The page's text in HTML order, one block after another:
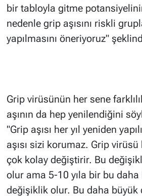
bir tabloyla gitme
nedenle grip aşısını riskli
yapılmasını öneriyoruz"
Grip virüsünün her sene
aşının da hep yenilendiğini
"Grip aşısı her yıl yeniden
aşısı sizi korumaz. Grip virüsü
çok kolay değiştirir. Bu
olur ama 5-10 yıla bir bu
değişiklik olur. Bu daha